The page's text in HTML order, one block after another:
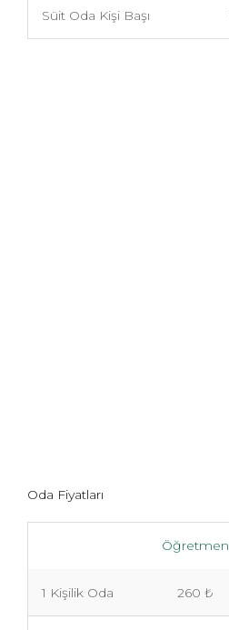
Süit Oda Kişi Başı
Oda Fiyatları
Öğretmen
1 Kişilik Oda 260 ₺